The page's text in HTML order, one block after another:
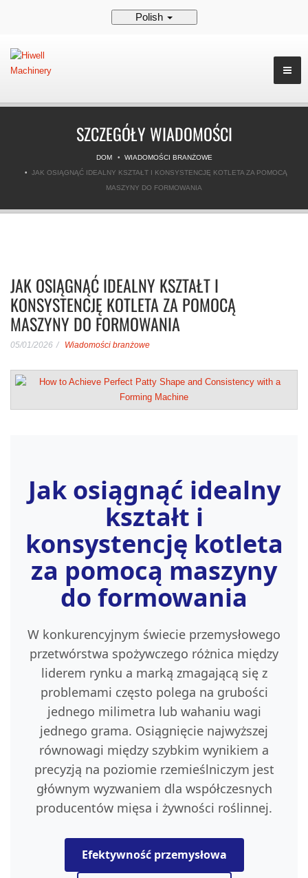
Polish
SZCZEGÓŁY WIADOMOŚCI
DOM
WIADOMOŚCI BRANŻOWE
JAK OSIĄGNĄĆ IDEALNY KSZTAŁT I KONSYSTENCJĘ KOTLETA ZA POMOCĄ
MASZYNY DO FORMOWANIA
JAK OSIĄGNĄĆ IDEALNY KSZTAŁT I
KONSYSTENCJĘ KOTLETA ZA POMOCĄ
MASZYNY DO FORMOWANIA
05/01/2026 Wiadomości branżowe